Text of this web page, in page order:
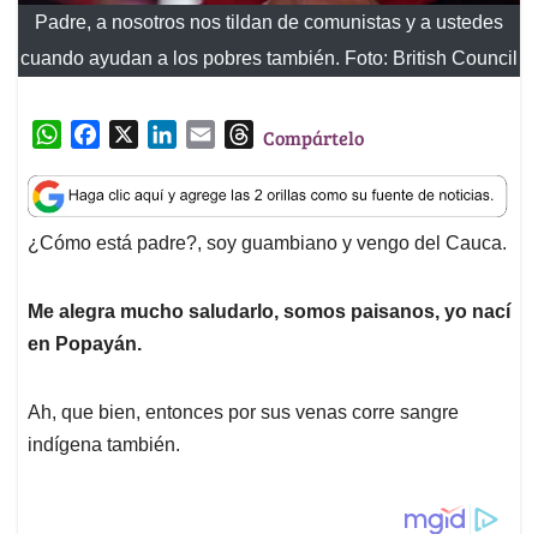
Padre, a nosotros nos tildan de comunistas y a ustedes
cuando ayudan a los pobres también. Foto: British Council
W
a
t
s
p
p
c
e
b
o
k
n
k
e
I
a
i
l
T
r
e
a
s
Compártelo
¿Cómo está padre?, soy guambiano y vengo del Cauca.
Me alegra mucho saludarlo, somos paisanos, yo nací
en Popayán.
Ah, que bien, entonces por sus venas corre sangre
indígena también.